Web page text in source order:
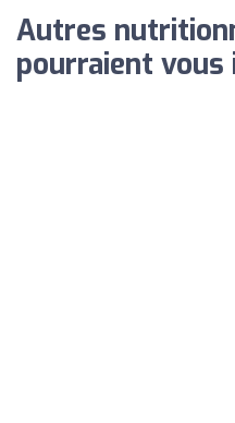
Autres
pourraient